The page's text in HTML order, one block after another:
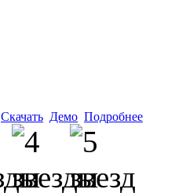
Скачать Демо Подробнее